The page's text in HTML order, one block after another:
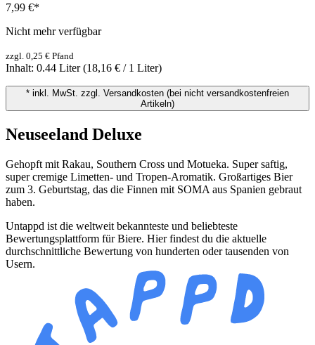
7,99 €*
Nicht mehr verfügbar
zzgl. 0,25 € Pfand
Inhalt: 0.44 Liter(18,16 € / 1 Liter)
* inkl. MwSt. zzgl. Versandkosten (bei nicht versandkostenfreien
Artikeln)
Neuseeland Deluxe
Gehopft mit Rakau, Southern Cross und Motueka. Super saftig,
super cremige Limetten- und Tropen-Aromatik. Großartiges Bier
zum 3. Geburtstag, das die Finnen mit SOMA aus Spanien gebraut
haben.
Untappd ist die weltweit bekannteste und beliebteste
Bewertungsplattform für Biere. Hier findest du die aktuelle
durchschnittliche Bewertung von hunderten oder tausenden von
Usern.